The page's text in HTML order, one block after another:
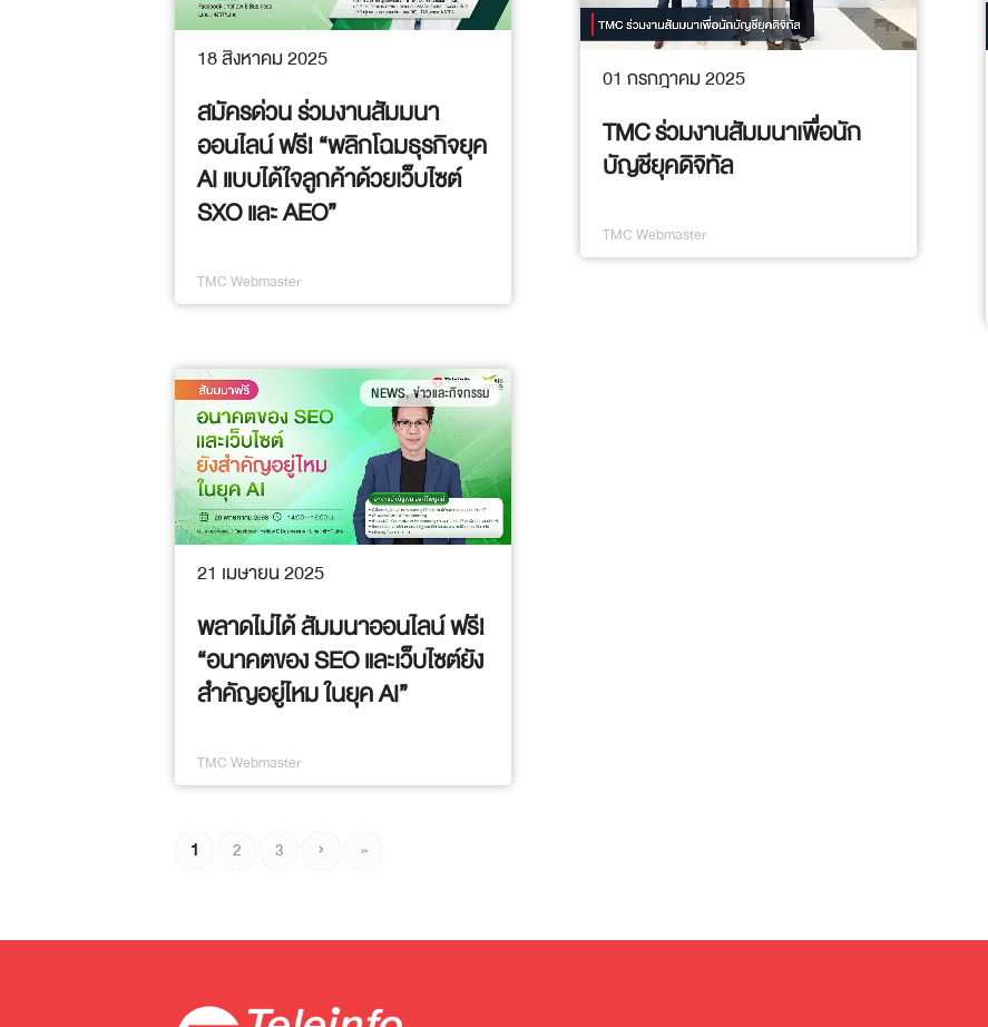
18 สิงหาคม 2025
สมัครด่วน ร่วมงานสัมมนา
ออนไลน์ ฟรี! “พลิกโฉมธุรกิจยุค
AI แบบได้ใจลูกค้าด้วยเว็บไซต์
SXO และ AEO”
TMC Webmaster
01 กรกฎาคม 2025
TMC ร่วมงานสัมมนาเพื่อนัก
บัญชียุคดิจิทัล
TMC Webmaster
NEWS,ข่าวและกิจกรรม
21 เมษายน 2025
พลาดไม่ได้ สัมมนาออนไลน์ ฟรี!
“อนาคตของ SEO และเว็บไซต์ยัง
สำคัญอยู่ไหม ในยุค AI”
TMC Webmaster
1 2 3 › »